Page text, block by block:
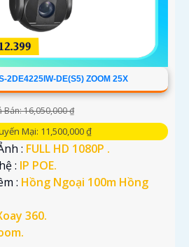
2DE4225IW-DE(S5) ZOOM 25X
Bán: 16,050,000 ₫
Mại: 11,500,000 ₫
: FULL HD 1080P .
: IP POE.
: Hồng Ngoại 100m Hồng
360.